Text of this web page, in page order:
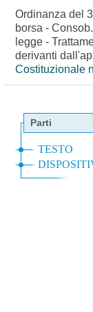
Ordinanza del
borsa -
legge -
derivanti
Costituzionale